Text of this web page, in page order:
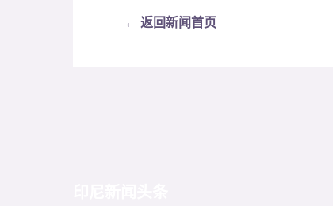
← 返回新闻首页